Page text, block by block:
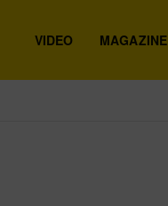
VIDEO MAGAZINE